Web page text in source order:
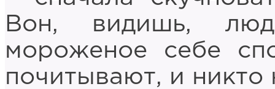
Вон, видишь,
мороженое себе
почитывают, и никто